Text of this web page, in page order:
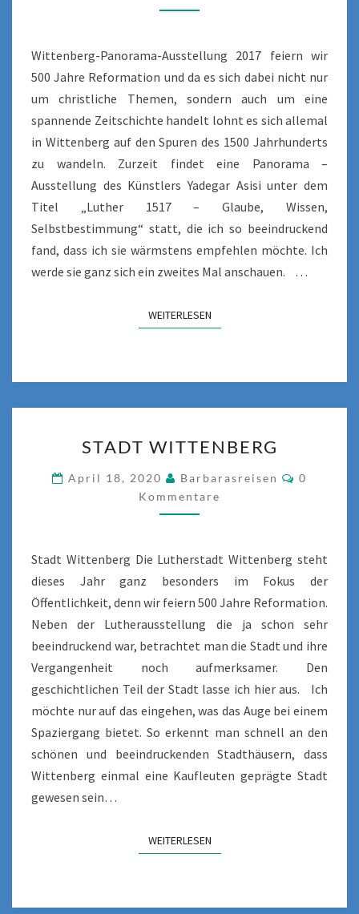
Wittenberg-Panorama-Ausstellung 2017 feiern wir
500 Jahre Reformation und da es sich dabei nicht nur
um christliche Themen, sondern auch um eine
spannende Zeitschichte handelt lohnt es sich allemal
in Wittenberg auf den Spuren des 1500 Jahrhunderts
zu wandeln. Zurzeit findet eine Panorama –
Ausstellung des Künstlers Yadegar Asisi unter dem
Titel „Luther 1517 – Glaube, Wissen,
Selbstbestimmung“ statt, die ich so beeindruckend
fand, dass ich sie wärmstens empfehlen möchte. Ich
werde sie ganz sich ein zweites Mal anschauen. …
WEITERLESENWEITERLESEN
WITTENBERG
STADT WITTENBERG
April 18, 2020 Barbarasreisen
0
Kommentare
Stadt Wittenberg Die Lutherstadt Wittenberg steht
dieses Jahr ganz besonders im Fokus der
Öffentlichkeit, denn wir feiern 500 Jahre Reformation.
Neben der Lutherausstellung die ja schon sehr
beeindruckend war, betrachtet man die Stadt und ihre
Vergangenheit noch aufmerksamer. Den
geschichtlichen Teil der Stadt lasse ich hier aus. Ich
möchte nur auf das eingehen, was das Auge bei einem
Spaziergang bietet. So erkennt man schnell an den
schönen und beeindruckenden Stadthäusern, dass
Wittenberg einmal eine Kaufleuten geprägte Stadt
gewesen sein…
WEITERLESENWEITERLESEN